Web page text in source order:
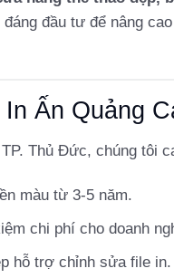
đầu tư để nâng
Ấn Quảng
Thủ Đức, chúng tôi
màu từ 3-5 năm.
chi phí cho doanh
hỗ trợ chỉnh sửa file in.